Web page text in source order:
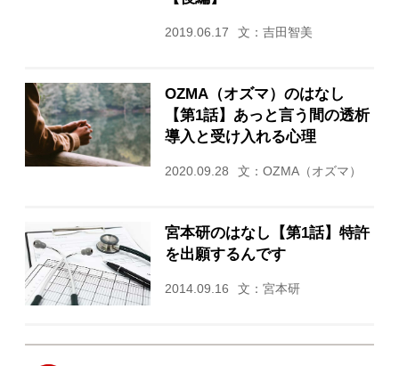
2019.06.17 文：吉田智美
OZMA（オズマ）のはなし
【第1話】あっと言う間の透析
導入と受け入れる心理
2020.09.28 文：OZMA（オズマ）
宮本研のはなし【第1話】特許
を出願するんです
2014.09.16 文：宮本研